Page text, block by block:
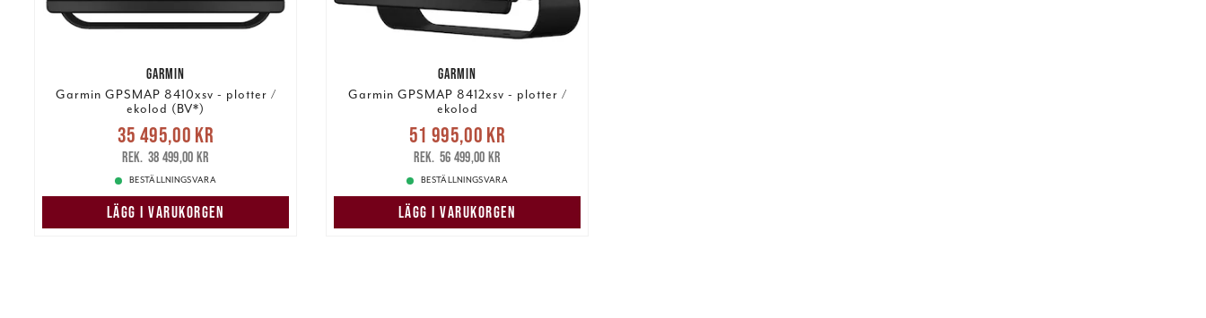
GARMIN
Garmin GPSMAP 8410xsv - plotter /
ekolod (BV*)
Nuvarande pris
35 495,00 krTidigare pris
38 499,00 kr
35 495,00 kr
38 499,00 kr
BESTÄLLNINGSVARA
LÄGG I VARUKORGEN
GARMIN
Garmin GPSMAP 8412xsv - plotter /
ekolod
Nuvarande pris
51 995,00 krTidigare pris
56 499,00 kr
51 995,00 kr
56 499,00 kr
BESTÄLLNINGSVARA
LÄGG I VARUKORGEN